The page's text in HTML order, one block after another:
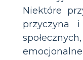
Niektóre
przyczyna